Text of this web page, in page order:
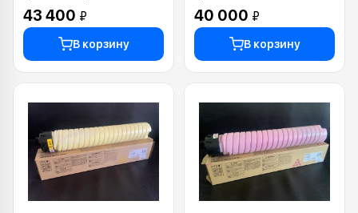
43 400 ₽
В корзину
40 000 ₽
В корзину